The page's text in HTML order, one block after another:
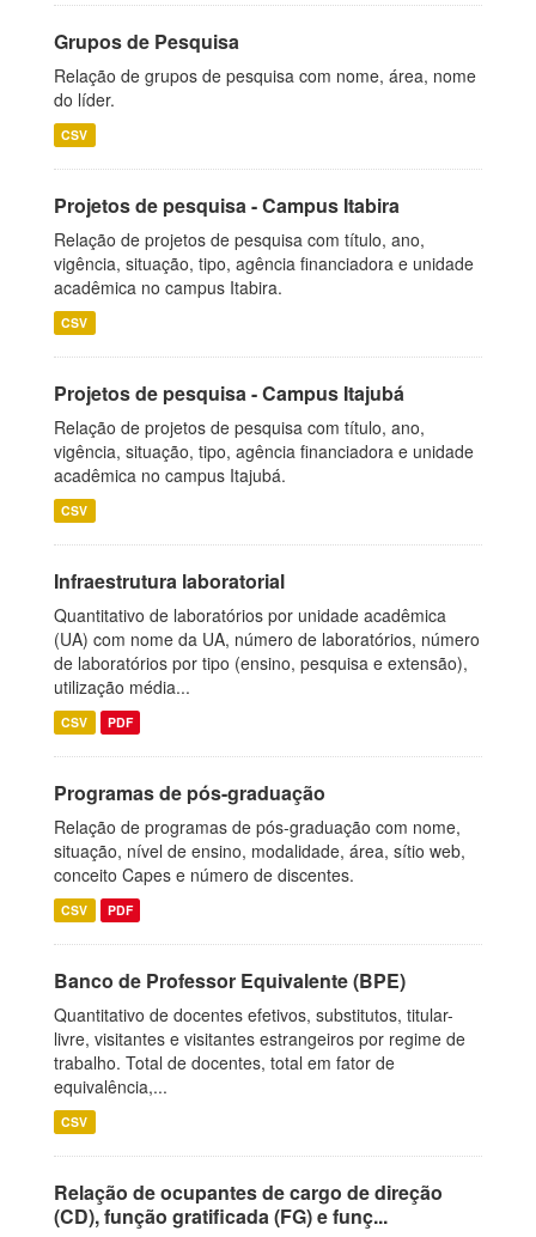
Grupos de Pesquisa
Relação de grupos de pesquisa com nome, área, nome
do líder.
CSV
Projetos de pesquisa - Campus Itabira
Relação de projetos de pesquisa com título, ano,
vigência, situação, tipo, agência financiadora e unidade
acadêmica no campus Itabira.
CSV
Projetos de pesquisa - Campus Itajubá
Relação de projetos de pesquisa com título, ano,
vigência, situação, tipo, agência financiadora e unidade
acadêmica no campus Itajubá.
CSV
Infraestrutura laboratorial
Quantitativo de laboratórios por unidade acadêmica
(UA) com nome da UA, número de laboratórios, número
de laboratórios por tipo (ensino, pesquisa e extensão),
utilização média...
CSV PDF
Programas de pós-graduação
Relação de programas de pós-graduação com nome,
situação, nível de ensino, modalidade, área, sítio web,
conceito Capes e número de discentes.
CSV PDF
Banco de Professor Equivalente (BPE)
Quantitativo de docentes efetivos, substitutos, titular-
livre, visitantes e visitantes estrangeiros por regime de
trabalho. Total de docentes, total em fator de
equivalência,...
CSV
Relação de ocupantes de cargo de direção
(CD), função gratificada (FG) e funç...